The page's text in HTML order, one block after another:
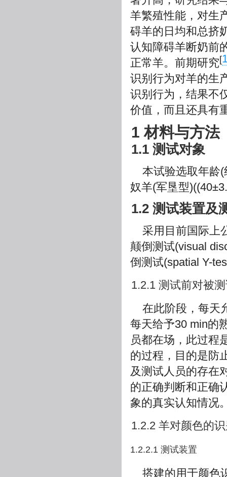
羊繁殖性能，对生
碍羊的日均和总挤
认知障碍羊断奶前
正常羊。前期研究[
识别行为对羊的生
识别行为，结果不
价值，而且还具有
1 材料与方法
1.1 测试对象
本试验选取年龄
奴羊(军垦型
1.2 测试装置及
采用目前国际上
颠倒测试(visual
倒测试(spatial Y-
1.2.1 测试前对被
在此阶段，每天
每天给予30 min的
员都在场，此过程
的过程，目的是防
及测试人员的存在
的正确判断和正确
象的真实认知情况
1.2.2 羊对颜色的
1.2.2.1 测试装置
搭建的用于颜色